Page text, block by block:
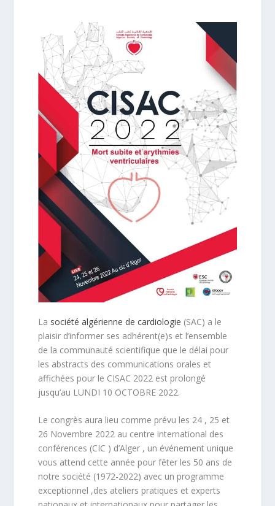
La société algérienne de cardiologie (SAC) a le
plaisir d’informer ses adhérent(e)s et l’ensemble
de la communauté scientifique que le délai pour
les abstracts des communications orales et
affichées pour le CISAC 2022 est prolongé
jusqu’au LUNDI 10 OCTOBRE 2022.
Le congrès aura lieu comme prévu les 24 , 25 et
26 Novembre 2022 au centre international des
conférences (CIC ) d’Alger , un événement unique
vous attend cette année pour fêter les 50 ans de
notre société (1972-2022) avec un programme
exceptionnel ,des ateliers pratiques et experts